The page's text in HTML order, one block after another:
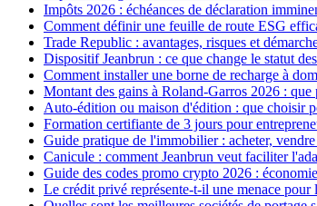
Impôts 2026 : échéances de déclaration
Comment définir une feuille de route ESG
Trade Republic : avantages, risques et
Dispositif Jeanbrun : ce que change le statut
Comment installer une borne de recharge à
Montant des gains à Roland‑Garros 2026 :
Auto-édition ou maison d'édition : que choisir
Formation certifiante de 3 jours pour
Guide pratique de l'immobilier : acheter,
Canicule : comment Jeanbrun veut faciliter
Guide des codes promo crypto 2026 :
Le crédit privé représente-t-il une menace pour